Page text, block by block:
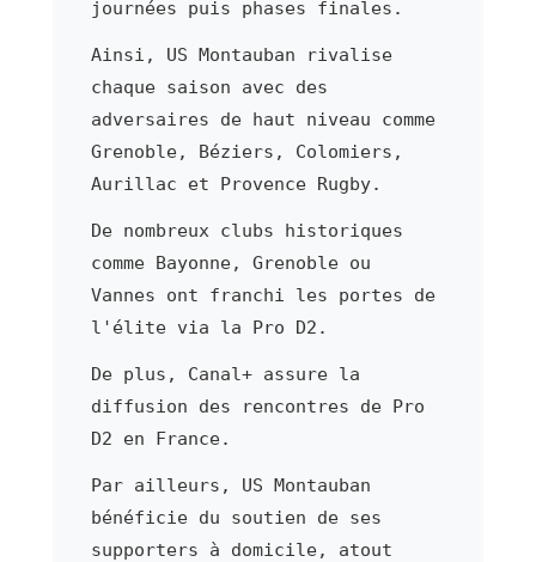
journées puis phases finales.
Ainsi, US Montauban rivalise
chaque saison avec des
adversaires de haut niveau comme
Grenoble, Béziers, Colomiers,
Aurillac et Provence Rugby.
De nombreux clubs historiques
comme Bayonne, Grenoble ou
Vannes ont franchi les portes de
l'élite via la Pro D2.
De plus, Canal+ assure la
diffusion des rencontres de Pro
D2 en France.
Par ailleurs, US Montauban
bénéficie du soutien de ses
supporters à domicile, atout